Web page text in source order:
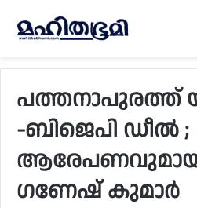
-ബിജെപി ഡീൽ ;
ഗണേഷ് കുമാർ